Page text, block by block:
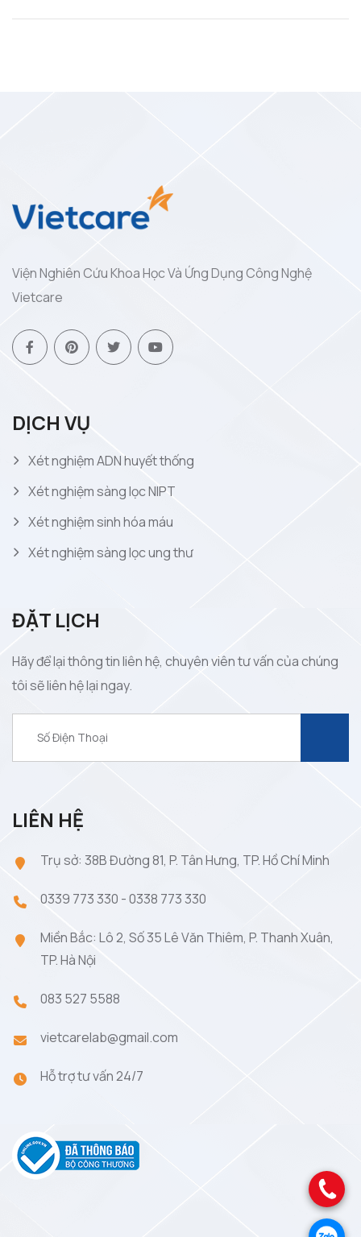
Viện Nghiên Cứu Khoa Học Và Ứng Dụng Công Nghệ
Vietcare
DỊCH VỤ
Xét nghiệm ADN huyết thống
Xét nghiệm sàng lọc NIPT
Xét nghiệm sinh hóa máu
Xét nghiệm sàng lọc ung thư
ĐẶT LỊCH
Hãy để lại thông tin liên hệ, chuyên viên tư vấn của chúng
tôi sẽ liên hệ lại ngay.
LIÊN HỆ
Trụ sở: 38B Đường 81, P. Tân Hưng, TP. Hồ Chí Minh
0339 773 330 -0338 773 330
Miền Bắc: Lô 2, Số 35 Lê Văn Thiêm, P. Thanh Xuân,
TP. Hà Nội
083 527 5588
vietcarelab@gmail.com
Hỗ trợ tư vấn 24/7
.